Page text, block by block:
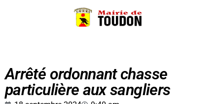
Arrêté ordonnant chasse
particulière aux sangliers